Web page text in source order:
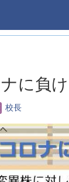
に負
校長